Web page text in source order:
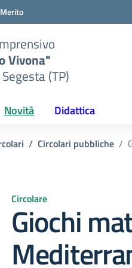
Vivona"
(TP)
Novità Didattica
Circolari pubbliche
Circolare
Giochi